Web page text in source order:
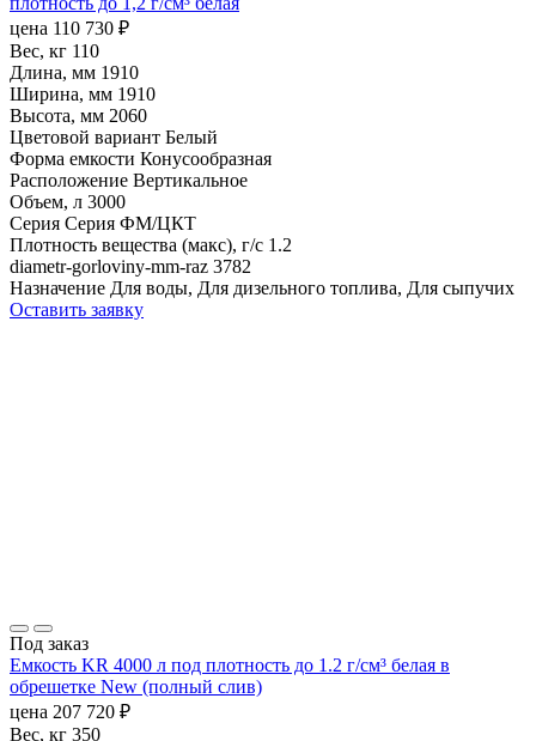
цена 110 730 ₽
Вес, кг 110
Длина, мм 1910
Ширина, мм 1910
Высота, мм 2060
Цветовой вариант Белый
Форма емкости Конусообразная
Расположение Вертикальное
Объем, л 3000
Серия Серия ФМ/ЦКТ
Плотность вещества (макс), г/с 1.2
diametr-gorloviny-mm-raz 3782
Назначение Для воды, Для дизельного топлива, Для сыпучих
Оставить заявку
Под заказ
Емкость KR 4000 л под плотность до 1.2 г/см³ белая в
обрешетке New (полный слив)
цена 207 720 ₽
Вес, кг 350